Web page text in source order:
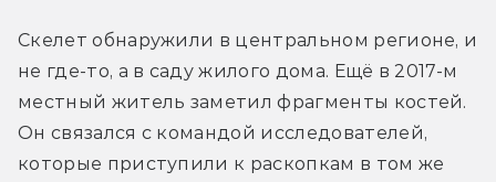
Скелет обнаружили в центральном регионе, и
не где-то, а в саду жилого дома. Ещё в 2017-м
местный житель заметил фрагменты костей.
Он связался с командой исследователей,
которые приступили к раскопкам в том же